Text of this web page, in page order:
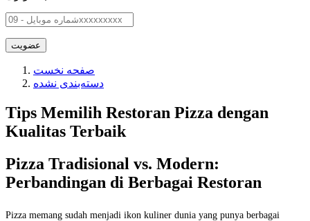
صفحه نخست
دسته‌بندی نشده
Tips Memilih Restoran Pizza dengan
Kualitas Terbaik
Pizza Tradisional vs. Modern:
Perbandingan di Berbagai Restoran
Pizza memang sudah menjadi ikon kuliner dunia yang punya berbagai